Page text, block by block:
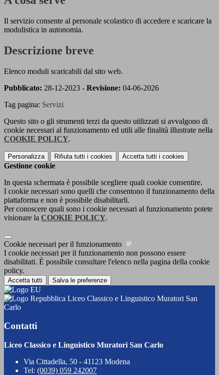
Il servizio consente al personale scolastico di accedere e scaricare la
modulistica in autonomia.
Descrizione breve
Elenco moduli scaricabili dal sito web.
Pubblicato: 28-12-2023 - Revisione: 04-06-2026
Tag pagina: Servizi
Questo sito o gli strumenti terzi da questo utilizzati si avvalgono di
cookie necessari al funzionamento ed utili alle finalità illustrate nella
COOKIE POLICY.
Personalizza Rifiuta tutti i cookies Accetta tutti i cookies
Gestione cookie
In questa schermata è possibile scegliere quali cookie consentire.
I cookie necessari sono quelli che consentono il funzionamento della
piattaforma e non è possibile disabilitarli.
Per conoscere quali sono i cookie necessari al funzionamento potete
visionare la COOKIE POLICY.
Cookie necessari per il funzionamento
I cookie necessari per il funzionamento non possono essere
disabilitati. È possibile consultare l'elenco nella pagina della cookie
policy.
Accetta tutti Salva le preferenze
Liceo Classico e Linguistico Muratori San
Carlo
Contatti
Liceo Classico e Linguistico Muratori San Carlo
Via Cittadella, 50 - 41123 Modena
Tel: (0039) 059 242007